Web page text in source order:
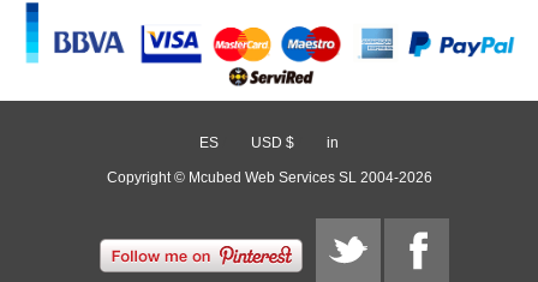
ES USD $ in
Copyright © Mcubed Web Services SL 2004-2026